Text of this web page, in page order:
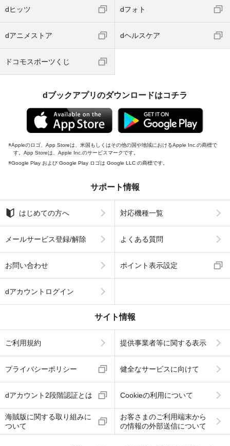
dヒッツ dフォト
dアニメストア dヘルスケア
ドコモスポーツくじ
dブックアプリのダウンロードはコチラ
Appleのロゴ、App Storeは、米国もしくはその他の国や地域におけるApple Inc.の商標で
す。App Storeは、Apple Inc.のサービスマークです。
Google Play および Google Play ロゴは Google LLC の商標です。
サポート情報
はじめての方へ 対応機種一覧
メールサービス登録/解除 よくある質問
お問い合わせ ポイント表示設定
dアカウントログイン
サイト情報
ご利用規約 提供事業者等に関する表示
プライバシーポリシー 健全なサービスに向けて
dアカウント2段階認証とは Cookieの利用について
海賊版に関する取り組みに
ついて
お客さまのご利用端末から
の情報の外部送信について